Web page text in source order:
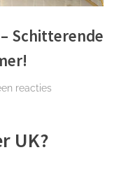
Schitterende
reactiesop
UK?